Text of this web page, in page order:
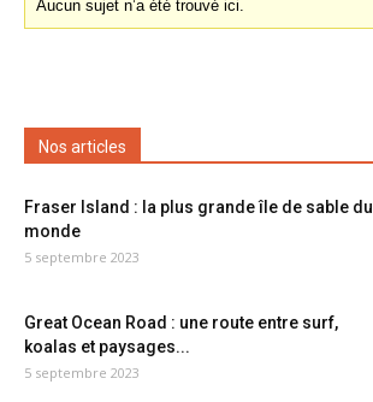
Aucun sujet n’a été trouvé ici.
Nos articles
Fraser Island : la plus grande île de sable du
monde
5 septembre 2023
Great Ocean Road : une route entre surf,
koalas et paysages...
5 septembre 2023